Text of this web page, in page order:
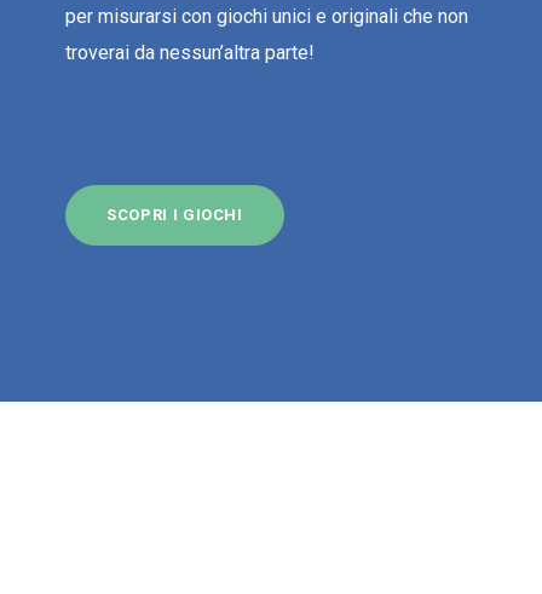
per misurarsi con giochi unici e originali che non
troverai da nessun’altra parte!
SCOPRI I GIOCHI